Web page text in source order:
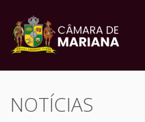
NOTÍCIAS